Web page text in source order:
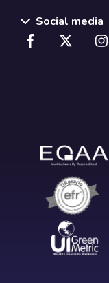
Social media